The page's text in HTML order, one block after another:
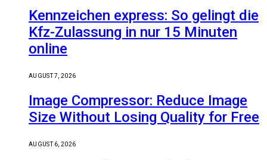
Kennzeichen express: So gelingt die
Kfz-Zulassung in nur 15 Minuten
online
AUGUST 7, 2026
Image Compressor: Reduce Image
Size Without Losing Quality for Free
AUGUST 6, 2026